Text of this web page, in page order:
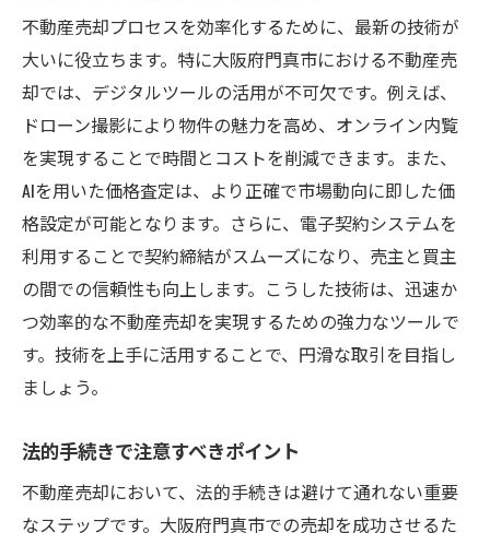
不動産売却プロセスを効率化するために、最新の技術が
大いに役立ちます。特に大阪府門真市における不動産売
却では、デジタルツールの活用が不可欠です。例えば、
ドローン撮影により物件の魅力を高め、オンライン内覧
を実現することで時間とコストを削減できます。また、
AIを用いた価格査定は、より正確で市場動向に即した価
格設定が可能となります。さらに、電子契約システムを
利用することで契約締結がスムーズになり、売主と買主
の間での信頼性も向上します。こうした技術は、迅速か
つ効率的な不動産売却を実現するための強力なツールで
す。技術を上手に活用することで、円滑な取引を目指し
ましょう。
法的手続きで注意すべきポイント
不動産売却において、法的手続きは避けて通れない重要
なステップです。大阪府門真市での売却を成功させるた